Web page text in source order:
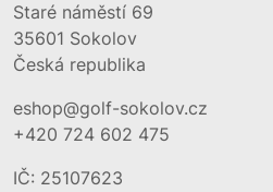
Staré náměstí 69
35601 Sokolov
Česká republika
eshop@golf-sokolov.cz
+420 724 602 475
IČ: 25107623